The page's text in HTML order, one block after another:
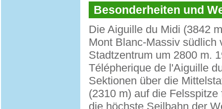
Besonderheiten und
Die Aiguille du Midi (3842
Mont Blanc-Massiv südlich
Stadtzentrum um 2800 m.
Télépherique de l'Aiguille
Sektionen über die
(2310 m) auf die
die höchste Seilbahn der